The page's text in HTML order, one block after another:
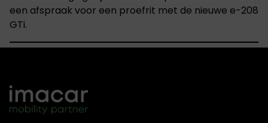
een afspraak voor een proefrit met de nieuwe e-208
GTi.